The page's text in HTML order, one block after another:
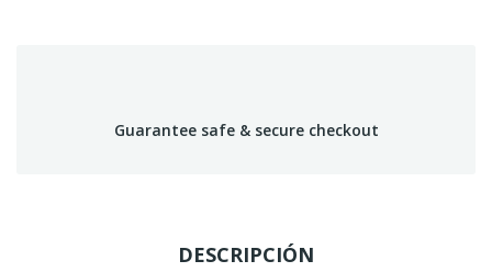
Guarantee safe & secure checkout
DESCRIPCIÓN